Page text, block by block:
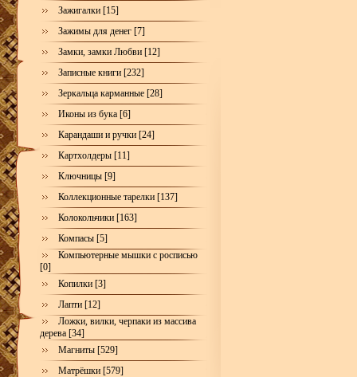
Зажигалки [15]
Зажимы для денег [7]
Замки, замки Любви [12]
Записные книги [232]
Зеркальца карманные [28]
Иконы из бука [6]
Карандаши и ручки [24]
Картхолдеры [11]
Ключницы [9]
Коллекционные тарелки [137]
Колокольчики [163]
Компасы [5]
Компьютерные мышки с росписью
[0]
Копилки [3]
Лапти [12]
Ложки, вилки, черпаки из массива
дерева [34]
Магниты [529]
Матрёшки [579]